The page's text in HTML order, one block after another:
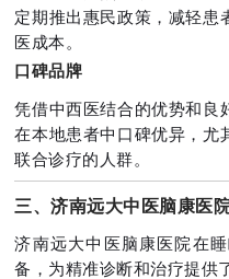
定期推出惠民政策，减轻患
医成本。
口碑品牌
凭借中西医结合的优势和良
在本地患者中口碑优异，尤
联合诊疗的人群。
三、济南远大中医脑康医
济南远大中医脑康医院在
备，为精准诊断和治疗提供